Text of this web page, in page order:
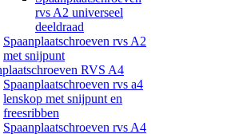
rvs A2 universeel
deeldraad
Spaanplaatschroeven rvs A2
met snijpunt
RVS A4
Spaanplaatschroeven rvs a4
lenskop met snijpunt en
freesribben
Spaanplaatschroeven rvs A4